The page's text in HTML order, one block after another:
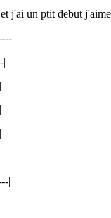
j'ai un ptit debut
|
|
|